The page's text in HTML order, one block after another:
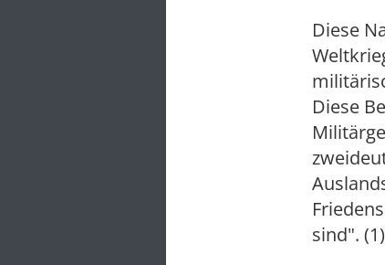
Diese
Diese
sind". (1)